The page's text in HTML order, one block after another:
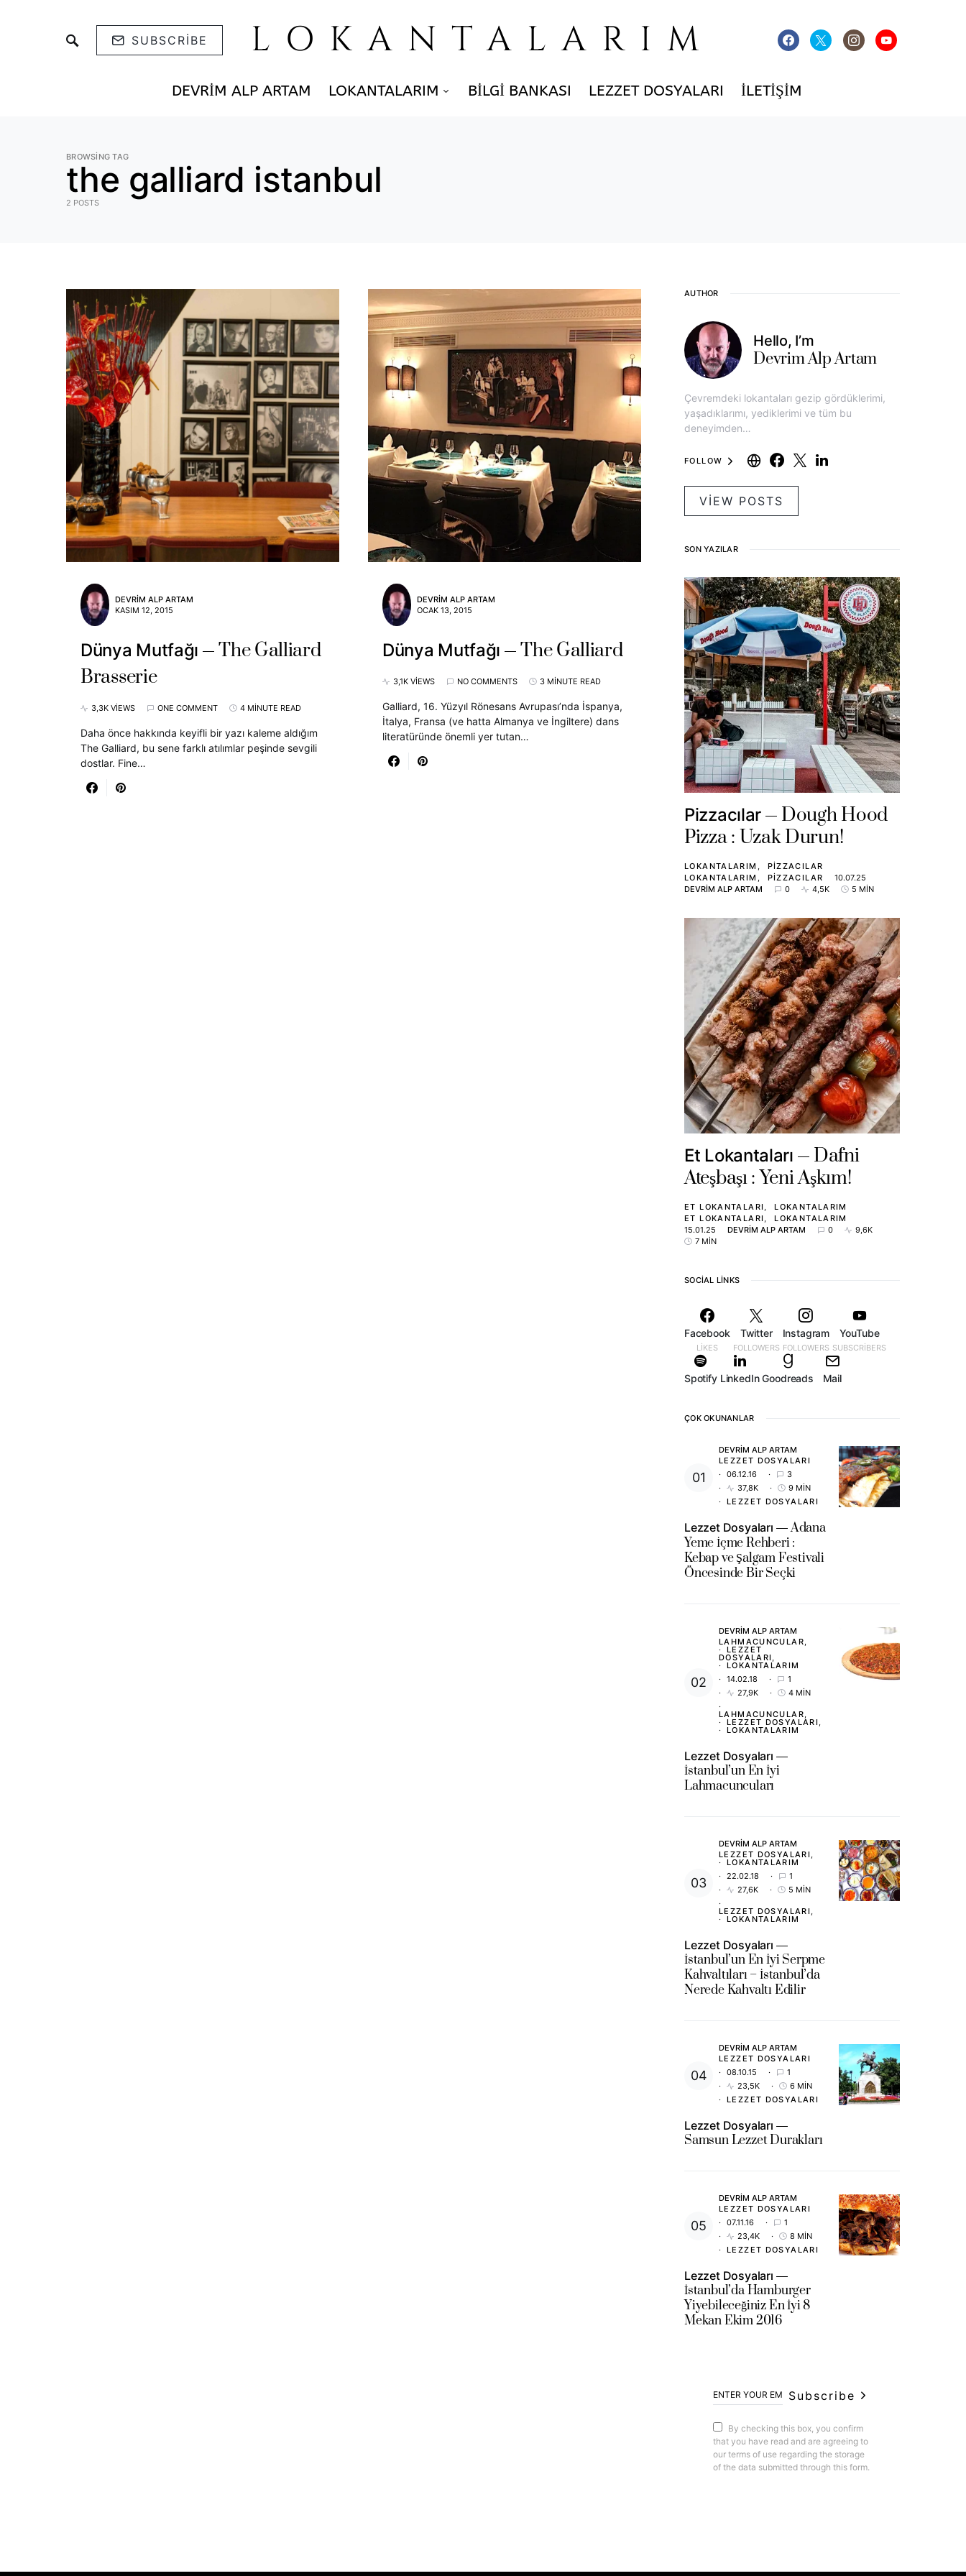
SUBSCRIBE LOKANTALARIM
DEVRIM ALP ARTAM LOKANTALARIM BILGI BANKASI LEZZET DOSYALARI İLETIŞIM
BROWSING TAG
the galliard istanbul
2 POSTS
DEVRIM ALP ARTAM
KASIM 12, 2015
Dünya Mutfağı
The Galliard
Brasserie
3,3K VIEWS ONE COMMENT 4 MINUTE READ
Daha önce hakkında keyifli bir yazı kaleme aldığım
The Galliard, bu sene farklı atılımlar peşinde sevgili
dostlar. Fine…
DEVRIM ALP ARTAM
OCAK 13, 2015
Dünya Mutfağı The Galliard
3,1K VIEWS NO COMMENTS 3 MINUTE READ
Galliard, 16. Yüzyıl Rönesans Avrupası’nda İspanya,
İtalya, Fransa (ve hatta Almanya ve İngiltere) dans
literatüründe önemli yer tutan…
AUTHOR
Hello, I’m
Devrim Alp Artam
Çevremdeki lokantaları gezip gördüklerimi,
yaşadıklarımı, yediklerimi ve tüm bu
deneyimden…
FOLLOW
VIEW POSTS
SON YAZILAR
Pizzacılar
Dough Hood
Pizza : Uzak Durun!
LOKANTALARIM
PIZZACILAR
LOKANTALARIM
PIZZACILAR
10.07.25
DEVRIM ALP ARTAM
0 4,5K 5 MIN
Et Lokantaları
Dafni
Ateşbaşı : Yeni Aşkım!
ET LOKANTALARI
LOKANTALARIM
ET LOKANTALARI
LOKANTALARIM
15.01.25
DEVRIM ALP ARTAM 0
9,6K
7 MIN
SOCIAL LINKS
Facebook
LIKES
Twitter
FOLLOWERS
Instagram
FOLLOWERS
YouTube
SUBSCRIBERS
Spotify LinkedIn Goodreads Mail
ÇOK OKUNANLAR
DEVRIM ALP ARTAM
LEZZET DOSYALARI
06.12.16
3
37,8K
9 MIN
LEZZET DOSYALARI
Lezzet Dosyaları
Adana
Yeme İçme Rehberi :
Kebap ve Şalgam Festivali
Öncesinde Bir Seçki
DEVRIM ALP ARTAM
LAHMACUNCULAR
LEZZET
DOSYALARI
LOKANTALARIM
14.02.18
1
27,9K
4 MIN
LAHMACUNCULAR
LEZZET DOSYALARI
LOKANTALARIM
Lezzet Dosyaları
İstanbul’un En İyi
Lahmacuncuları
DEVRIM ALP ARTAM
LEZZET DOSYALARI
LOKANTALARIM
22.02.18
1
27,6K
5 MIN
LEZZET DOSYALARI
LOKANTALARIM
Lezzet Dosyaları
İstanbul’un En İyi Serpme
Kahvaltıları – İstanbul’da
Nerede Kahvaltı Edilir
DEVRIM ALP ARTAM
LEZZET DOSYALARI
08.10.15
1
23,5K
6 MIN
LEZZET DOSYALARI
Lezzet Dosyaları
Samsun Lezzet Durakları
DEVRIM ALP ARTAM
LEZZET DOSYALARI
07.11.16
1
23,4K
8 MIN
LEZZET DOSYALARI
Lezzet Dosyaları
İstanbul’da Hamburger
Yiyebileceğiniz En İyi 8
Mekan Ekim 2016
Subscribe
By checking this box, you confirm
that you have read and are agreeing to
our terms of use regarding the storage
of the data submitted through this form.